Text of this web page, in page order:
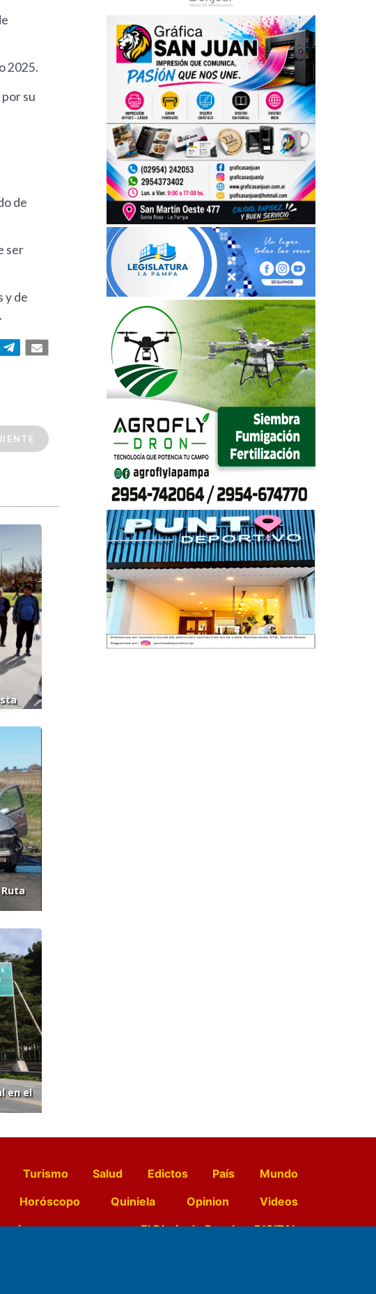
2025.
su
de
ser
y de
en el
Turismo Salud Edictos País
Mundo
Horóscopo Quiniela Opinion
Videos
vivo El Diario de Papel en DIGITAL